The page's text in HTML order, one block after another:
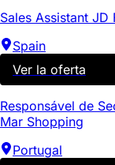
Sales Assistant JD
Spain
Ver la oferta
Responsável de
Mar Shopping
Portugal